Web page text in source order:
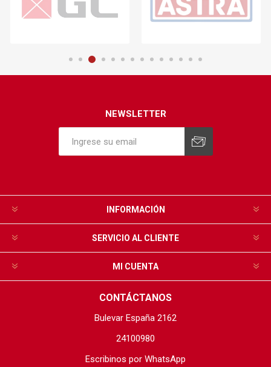
NEWSLETTER
INFORMACIÓN
SERVICIO AL CLIENTE
MI CUENTA
CONTÁCTANOS
Bulevar España 2162
24100980
Escribinos por WhatsApp